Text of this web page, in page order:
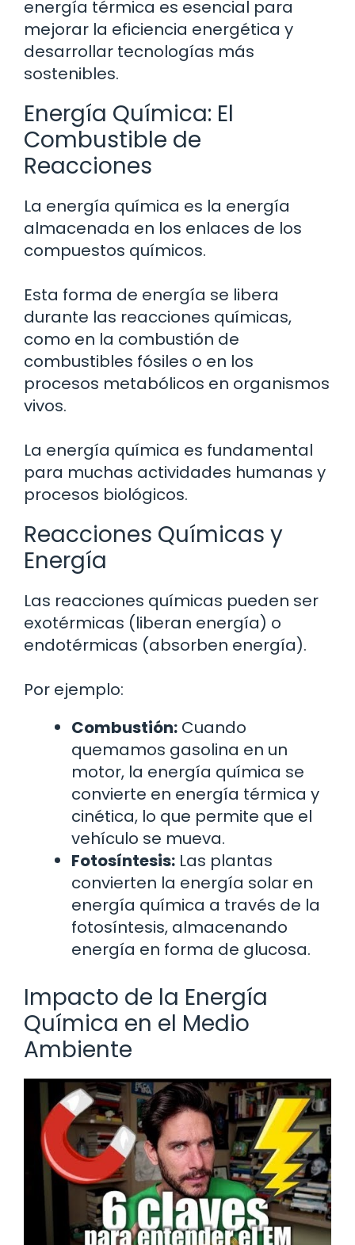
energía térmica es esencial para
mejorar la eficiencia energética y
desarrollar tecnologías más
sostenibles.
Energía Química: El
Combustible de
Reacciones
La energía química es la energía
almacenada en los enlaces de los
compuestos químicos.
Esta forma de energía se libera
durante las reacciones químicas,
como en la combustión de
combustibles fósiles o en los
procesos metabólicos en organismos
vivos.
La energía química es fundamental
para muchas actividades humanas y
procesos biológicos.
Reacciones Químicas y
Energía
Las reacciones químicas pueden ser
exotérmicas (liberan energía) o
endotérmicas (absorben energía).
Por ejemplo:
Combustión: Cuando
quemamos gasolina en un
motor, la energía química se
convierte en energía térmica y
cinética, lo que permite que el
vehículo se mueva.
Fotosíntesis: Las plantas
convierten la energía solar en
energía química a través de la
fotosíntesis, almacenando
energía en forma de glucosa.
Impacto de la Energía
Química en el Medio
Ambiente